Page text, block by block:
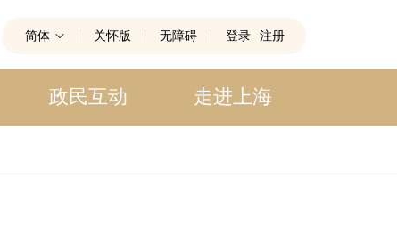
简体 关怀版 无障碍 登录 注册
政民互动 走进上海